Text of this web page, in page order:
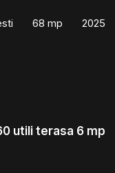
68 mp 2025
utili terasa 6 mp